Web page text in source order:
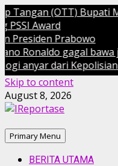
(OTT) Bupati
Award
Prabowo
gagal bawa
dari Kepolisian
Skip to content
August 8, 2026
Primary Menu
BERITA UTAMA